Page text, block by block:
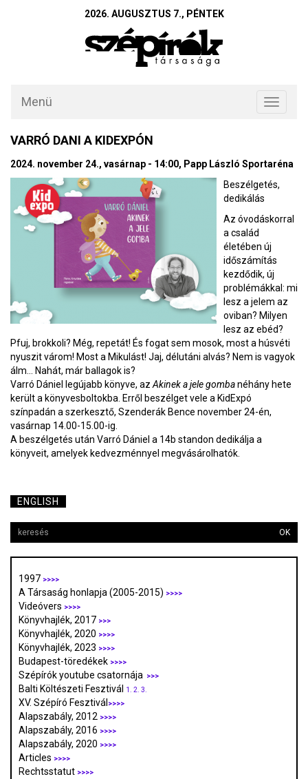
2026. AUGUSZTUS 7., PÉNTEK
Toggle
Menü
VARRÓ DANI A KIDEXPÓN
2024. november 24., vasárnap - 14:00, Papp László Sportaréna
Beszélgetés,
dedikálás
Az óvodáskorral
a család
életében új
időszámítás
kezdődik, új
problémákkal: mi
lesz a jelem az
oviban? Milyen
lesz az ebéd?
Pfuj, brokkoli? Még, repetát! És fogat sem mosok, most a húsvéti
nyuszit várom! Most a Mikulást! Jaj, délutáni alvás? Nem is vagyok
álm... Nahát, már ballagok is?
Varró Dániel legújabb könyve, azAkinek a jele gombanéhány hete
került a könyvesboltokba. Erről beszélget vele a KidExpó
színpadán a szerkesztő, Szenderák Bence november 24-én,
vasárnap 14.00-15.00-ig.
A beszélgetés után Varró Dániel a 14b standon dedikálja a
könyveit, amelyek kedvezménnyel megvásárolhatók.
ENGLISH
OK
1997 >>>>
A Társaság honlapja (2005-2015) >>>>
Videóvers >>>>
Könyvhajlék, 2017 >>>
Könyvhajlék, 2020 >>>>
Könyvhajlék, 2023 >>>>
Budapest-töredékek >>>>
Szépírók youtube csatornája >>>
Balti Költészeti Fesztivál 1. 2. 3.
XV. Szépíró Fesztivál >>>>
Alapszabály, 2012 >>>>
Alapszabály, 2016 >>>>
Alapszabály, 2020 >>>>
Articles >>>>
Rechtsstatut >>>>